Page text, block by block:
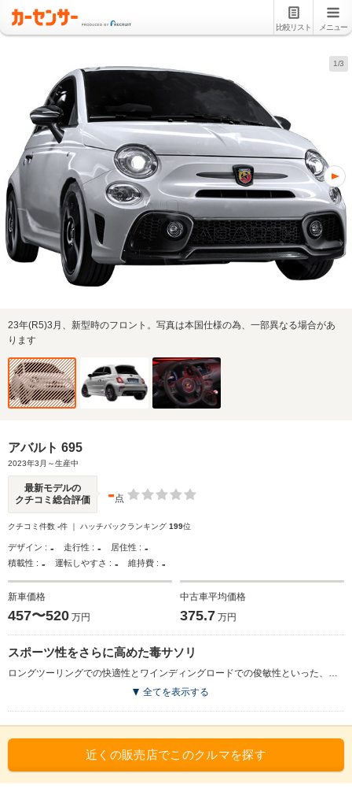
比較リスト メニュー
1/3
23年(R5)3月、新型時のフロント。写真は本国仕様の為、一部異なる場合があ
ります
アバルト 695
2023年3月～生産中
最新モデルの
クチコミ総合評価
-点
クチコミ件数 -件 ｜ ハッチバックランキング 199位
デザイン : - 走行性 : - 居住性 : -
積載性 : - 運転しやすさ : - 維持費 : -
新車価格
457〜520 万円
中古車平均価格
375.7 万円
スポーツ性をさらに高めた毒サソリ
ロングツーリングでの快適性とワインディングロードでの俊敏性といった、相反する要件を高次元で満たしながらスポーツ性能を高めたモデル。インテリアには、ヘッドレスト一体型のスポーツシートやアルカンターラが施されたインストルメントパネルなど、スポーティな空間が演出される。パワートレインは、最高出力180psを発生する1.4L直4ターボで、KONI製のフロントサスペンションやブレンボ製のフロントブレーキが標準装備されることで、デイリーユースでも扱いやすい乗り心地を確保しながら、スポーツドライビングのハードブレーキングにも耐えうる放熱性と制動力を発揮。「ツーリズモ」と「コンペティツィオーネ」がラインナップされ、後者では5ATに加え、5MTも用意される。（2023.3）
全てを表示する
近くの販売店でこのクルマを探す